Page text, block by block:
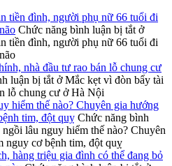
tiền đình, người phụ nữ 66 tuổi đi
Chức năng bình luận bị tắt ở
tiền đình, người phụ nữ 66 tuổi đi
nhà đầu tư rao bán lỗ chung cư
luận bị tắt ở Mắc kẹt vì đòn bẩy tài
lỗ chung cư ở Hà Nội
hiểm thế nào? Chuyên gia hướng
tim, đột quỵ Chức năng bình
lâu nguy hiểm thế nào? Chuyên
nguy cơ bệnh tim, đột quỵ
hàng triệu gia đình có thể đang bỏ